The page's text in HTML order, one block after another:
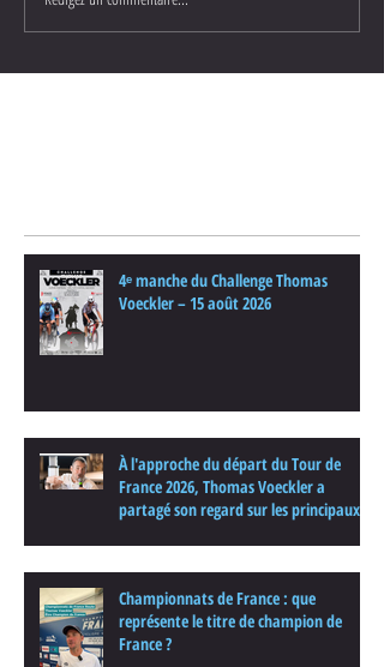
4ᵉ manche du Challenge Thomas
Voeckler – 15 août 2026
À l'approche du départ du Tour de
France 2026, Thomas Voeckler a
partagé son regard sur les principaux
Championnats de France : que
représente le titre de champion de
France ?